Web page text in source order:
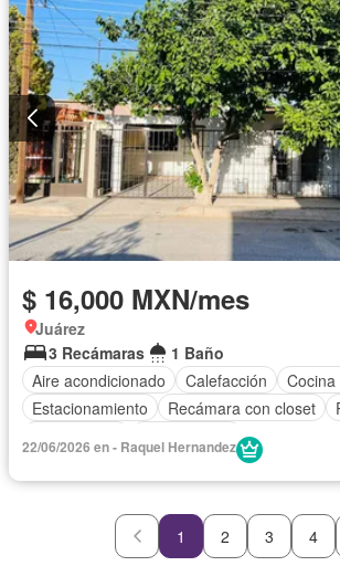
$ 16,000 MXN/mes
Juárez
3 Recámaras
1 Baño
Aire acondicionado
Calefacción
Cocina
Estacionamiento
Recámara con closet
22/06/2026 en - Raquel Hernandez
1 2 3 4